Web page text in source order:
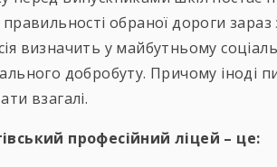
обраної дороги
визначить у майбутньому
добробуту. Причому іноді
взагалі.
професійний ліцей – це: